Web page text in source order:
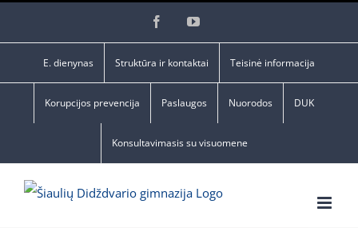
FacebookYouTube
E. dienynas Struktūra ir kontaktai Teisinė informacija
Korupcijos prevencija Paslaugos Nuorodos DUK
Konsultavimasis su visuomene